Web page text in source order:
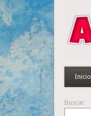
Inicio
Buscar